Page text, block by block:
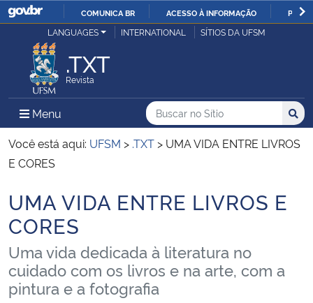
IR
COMUNICA BR ACESSO À INFORMAÇÃO
Ministério da Justiça e Segurança Pública
Ministério da Defesa
Ministério das Relações Exteriores
Ministério da Infraestrutura
Ministério da Agricultura, Pecuária e Abastecimento
Ministério da Educação
LANGUAGES INTERNATIONAL SÍTIOS DA UFSM
.TXT
Revista
Menu Menu Principal do Sítio
Busca
Buscar no no Sítio
Busca:
Você está aqui: UFSM > .TXT > UMA VIDA ENTRE LIVROS
E CORES
Início do conteúdo
UMA VIDA ENTRE LIVROS E
CORES
Uma vida dedicada à literatura no
cuidado com os livros e na arte, com a
pintura e a fotografia